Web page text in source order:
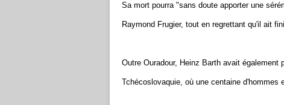
Sa mort pourra "sans doute apporter une
Raymond Frugier, tout en regrettant qu'il ait
Outre Ouradour, Heinz Barth avait
Tchécoslovaquie, où une centaine d'hommes